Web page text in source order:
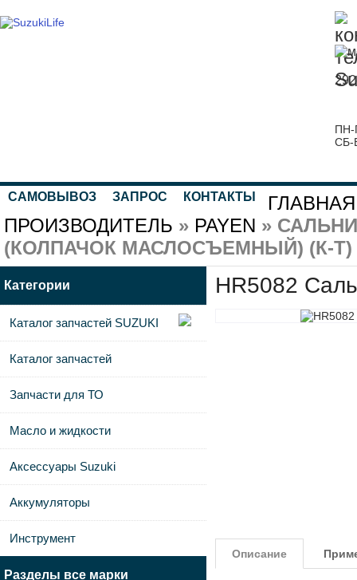
ПН-
СБ-
САМОВЫВОЗ ЗАПРОС КОНТАКТЫ ГЛАВНАЯ
ПРОИЗВОДИТЕЛЬ » PAYEN »
(КОЛПАЧОК МАСЛОСЪЕМНЫЙ) (К-Т)
HR5082
Описание
Категории
Каталог запчастей SUZUKI
Каталог запчастей
Запчасти для ТО
Масло и жидкости
Аксессуары Suzuki
Аккумуляторы
Инструмент
Разделы все марки